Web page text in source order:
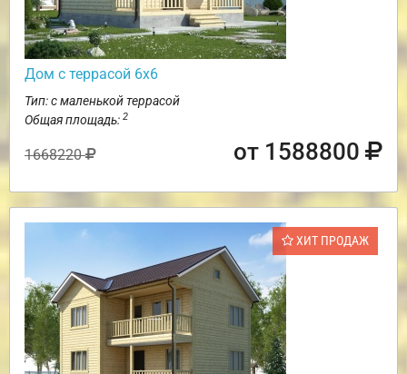
Дом с террасой 6х6
Тип: с маленькой террасой
Общая площадь: 2
1668220 от 1588800
ХИТ ПРОДАЖ